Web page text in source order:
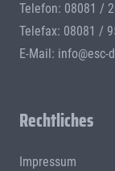
Telefon: 08081 /
Telefax: 08081 /
E-Mail: info@esc-
Rechtliches
Impressum